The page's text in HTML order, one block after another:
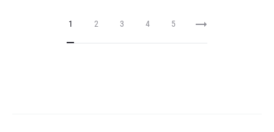
1 2 3 4 5